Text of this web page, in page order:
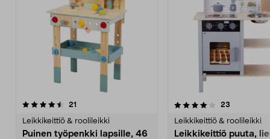
21
Leikkikeittiö & roolileikki
Puinen työpenkki lapsille, 46
4.0viidestä
23
Leikkikeittiö & roolileikki
Leikkikeittiö puuta,